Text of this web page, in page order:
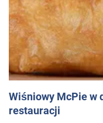
Wiśniowy McPie w
restauracji